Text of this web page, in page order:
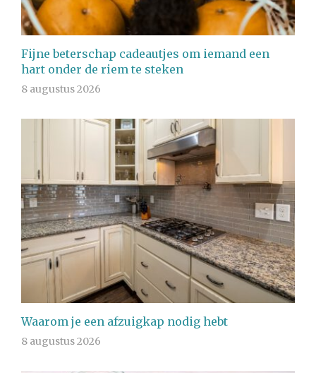
Fijne beterschap cadeautjes om iemand een
hart onder de riem te steken
8 augustus 2026
Waarom je een afzuigkap nodig hebt
8 augustus 2026